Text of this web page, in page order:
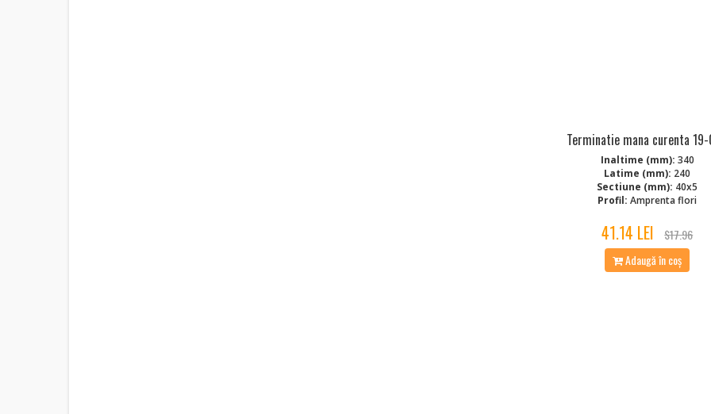
Terminatie mana curenta
Inaltime (mm): 340
Latime (mm): 240
Sectiune (mm): 40x5
Profil: Amprenta flori
41.14 LEI
$17.96
Adaugă în coș